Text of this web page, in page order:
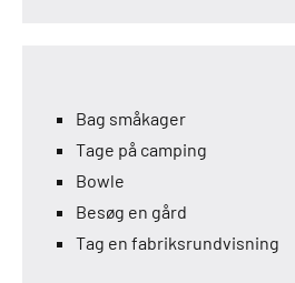
Bag småkager
Tage på camping
Bowle
Besøg en gård
Tag en fabriksrundvisning